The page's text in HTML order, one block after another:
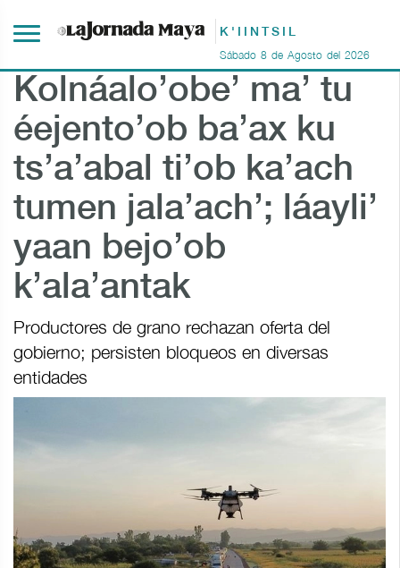
K'IINTSIL
Sábado 8 de Agosto del 2026
Kolnáalo’obe’ ma’ tu
éejento’ob ba’ax ku
ts’a’abal ti’ob ka’ach
tumen jala’ach’; láayli’
yaan bejo’ob
k’ala’antak
Productores de grano rechazan oferta del
gobierno; persisten bloqueos en diversas
entidades